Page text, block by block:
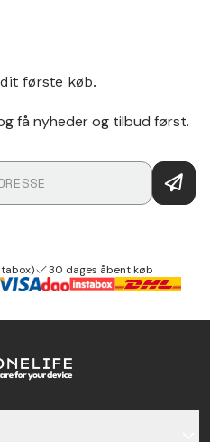
første køb.
få nyheder og tilbud først.
30 dages åbent køb